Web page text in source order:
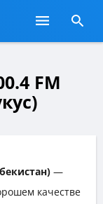
FM
—
качестве